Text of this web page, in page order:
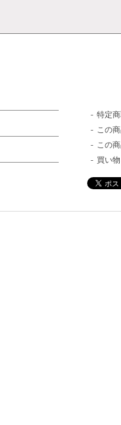
特定
この
この
買い